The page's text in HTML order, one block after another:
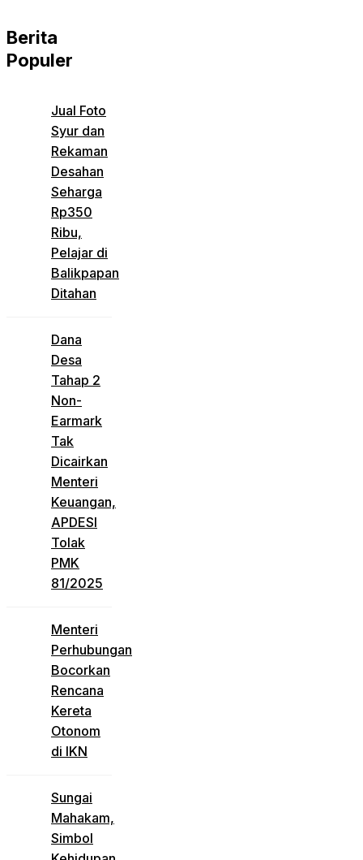
Berita
Populer
Jual Foto
Syur dan
Rekaman
Desahan
Seharga
Rp350
Ribu,
Pelajar di
Balikpapan
Ditahan
Dana
Desa
Tahap 2
Non-
Earmark
Tak
Dicairkan
Menteri
Keuangan,
APDESI
Tolak
PMK
81/2025
Menteri
Perhubungan
Bocorkan
Rencana
Kereta
Otonom
di IKN
Sungai
Mahakam,
Simbol